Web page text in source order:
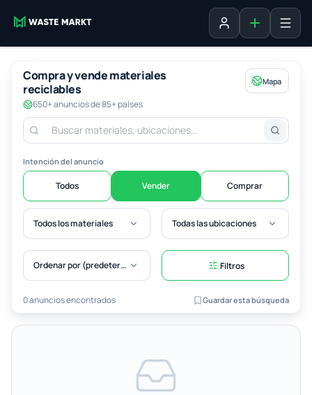
Iniciar sesión
Agregar
Compra y vende materiales
reciclables
650+ anuncios de 85+ países
Mapa
Intención del anuncio
Todos Vender Comprar
Todos los materiales Todas las ubicaciones
Ordenar por (predeterminado) Filtros
0 anuncios encontrados Guardar esta búsqueda